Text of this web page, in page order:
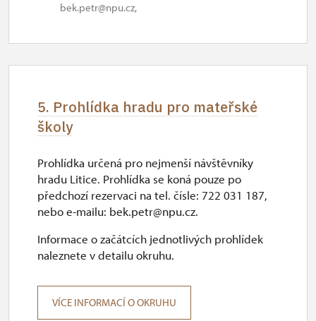
bek.petr@npu.cz,
5. Prohlídka hradu pro mateřské
školy
Prohlídka určená pro nejmenší návštěvníky
hradu Litice. Prohlídka se koná pouze po
předchozí rezervaci na tel. čísle: 722 031 187,
nebo e-mailu: bek.petr@npu.cz.
Informace o začátcích jednotlivých prohlídek
naleznete v detailu okruhu.
VÍCE INFORMACÍ O OKRUHU